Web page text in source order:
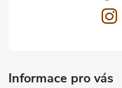
Informace pro vás